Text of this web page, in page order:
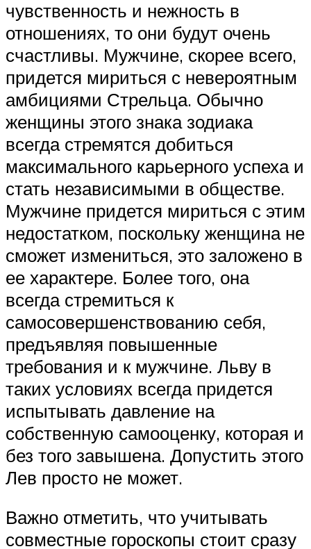
чувственность и нежность в
отношениях, то они будут очень
счастливы. Мужчине, скорее всего,
придется мириться с невероятным
амбициями Стрельца. Обычно
женщины этого знака зодиака
всегда стремятся добиться
максимального карьерного успеха и
стать независимыми в обществе.
Мужчине придется мириться с этим
недостатком, поскольку женщина не
сможет измениться, это заложено в
ее характере. Более того, она
всегда стремиться к
самосовершенствованию себя,
предъявляя повышенные
требования и к мужчине. Льву в
таких условиях всегда придется
испытывать давление на
собственную самооценку, которая и
без того завышена. Допустить этого
Лев просто не может.
Важно отметить, что учитывать
совместные гороскопы стоит сразу